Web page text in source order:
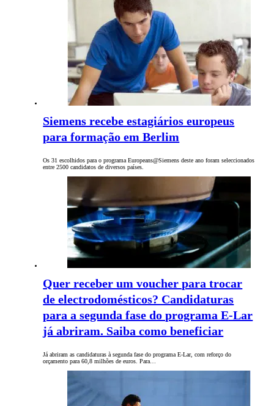
Siemens recebe estagiários europeus
para formação em Berlim
Os 31 escolhidos para o programa Europeans@Siemens deste ano foram seleccionados
entre 2500 candidatos de diversos países.
Quer receber um voucher para trocar
de electrodomésticos? Candidaturas
para a segunda fase do programa E-Lar
já abriram. Saiba como beneficiar
Já abriram as candidaturas à segunda fase do programa E-Lar, com reforço do
orçamento para 60,8 milhões de euros. Para…